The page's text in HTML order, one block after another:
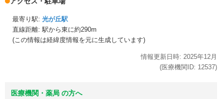
最寄り駅: 光が丘駅
直線距離: 駅から東に約290m
(この情報は経緯度情報を元に生成しています)
情報更新日時: 2025年12月
(医療機関ID: 12537)
医療機関・薬局 の方へ